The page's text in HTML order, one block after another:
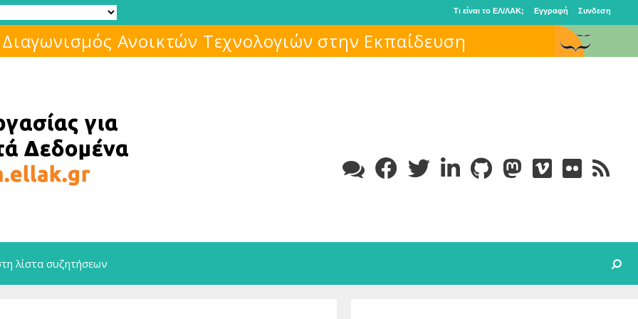
Τι είναι το ΕΛ/ΛΑΚ; Εγγραφή Συνδεση
Μάθε για το ελεύθερο λογισμικό!
λίστα συζητήσεων Search